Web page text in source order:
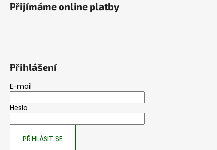
Přijímáme online platby
Přihlášení
E-mail
Heslo
PŘIHLÁSIT SE